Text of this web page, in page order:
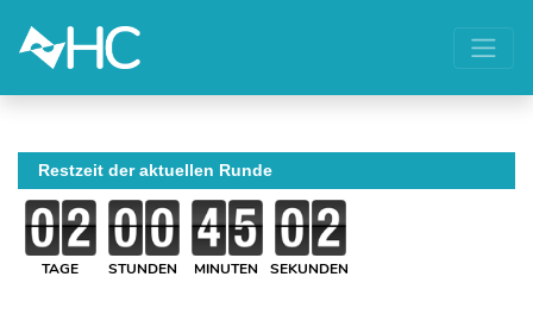
Restzeit der aktuellen Runde
TAGE STUNDEN MINUTEN SEKUNDEN